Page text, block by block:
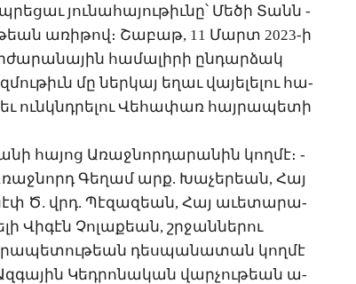
յու­նա­հա­յու­թիւ­նը՝ ­Մե­ծի ­Տանն
ա­ռի­թով։ ­Շա­բաթ, 11 ­Մարտ 2023-ի
հա­մա­լի­րի ըն­դար­ձակ
մը ներ­կայ ե­ղաւ վա­յե­լե­լու հա­
եւ ունկնդ­րե­լու ­Վե­հա­փառ հայ­րա­պե­տի
հա­յոց Ա­ռաջ­նոր­դա­րա­նին կող­մէ։
­Գե­ղամ արք. ­Խա­չե­րեան, ­Հայ
Ծ. վրդ. ­Պէ­զա­զեան, ­Հայ ա­ւե­տա­րա­
­Չո­լա­քեան, ­շրջաններու
դես­պա­նա­տան կող­մէ
­Կեդ­րո­նա­կան վար­չու­թեան ա­